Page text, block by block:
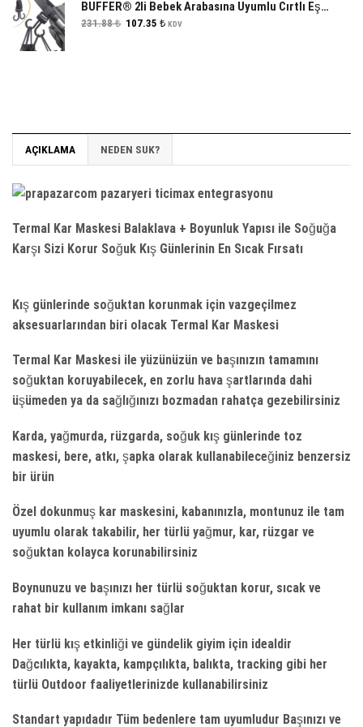
BUFFER® 2li Bebek Arabasına Uyumlu Cırtlı Eşya Taşıma Aparatı 360 Derece Dönebilen Plastik Kanca
231.88₺ Orijinal
107.35 ₺ŞuKDV
AÇIKLAMA NEDEN SUK?
Termal Kar Maskesi Balaklava + Boyunluk Yapısı ile Soğuğa
Karşı Sizi Korur Soğuk Kış Günlerinin En Sıcak Fırsatı
Kış günlerinde soğuktan korunmak için vazgeçilmez
aksesuarlarından biri olacak Termal Kar Maskesi
Termal Kar Maskesi ile yüzünüzün ve başınızın tamamını
soğuktan koruyabilecek, en zorlu hava şartlarında dahi
üşümeden ya da sağlığınızı bozmadan rahatça gezebilirsiniz
Karda, yağmurda, rüzgarda, soğuk kış günlerinde toz
maskesi, bere, atkı, şapka olarak kullanabileceğiniz benzersiz
bir ürün
Özel dokunmuş kar maskesini, kabanınızla, montunuz ile tam
uyumlu olarak takabilir, her türlü yağmur, kar, rüzgar ve
soğuktan kolayca korunabilirsiniz
Boynunuzu ve başınızı her türlü soğuktan korur, sıcak ve
rahat bir kullanım imkanı sağlar
Her türlü kış etkinliği ve gündelik giyim için idealdir
Dağcılıkta, kayakta, kampçılıkta, balıkta, tracking gibi her
türlü Outdoor faaliyetlerinizde kullanabilirsiniz
Standart yapıdadır Tüm bedenlere tam uyumludur Başınızı ve